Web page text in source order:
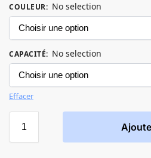
COULEUR: No selection
CAPACITÉ: No selection
Effacer